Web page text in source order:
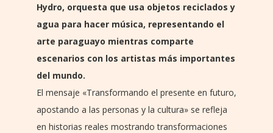
Hydro, orquesta que usa objetos reciclados y
agua para hacer música, representando el
arte paraguayo mientras comparte
escenarios con los artistas más importantes
del mundo.
El mensaje «Transformando el presente en futuro,
apostando a las personas y la cultura» se refleja
en historias reales mostrando transformaciones